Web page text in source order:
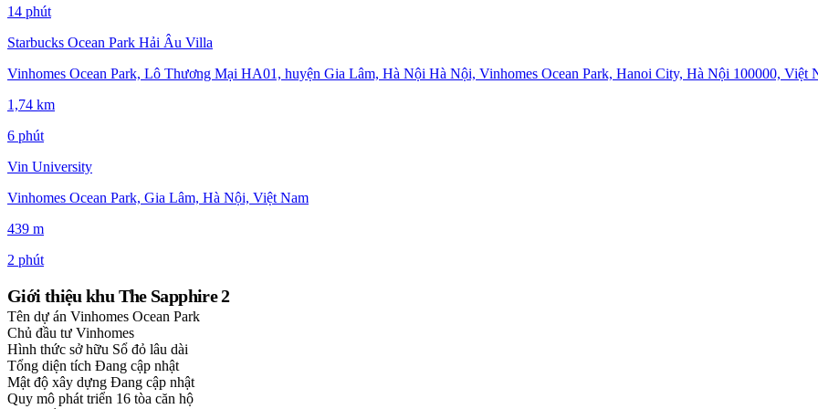
14 phút
Starbucks Ocean Park Hải Âu Villa
Vinhomes Ocean Park, Lô Thương Mại HA01, huyện Gia Lâm, Hà Nội Hà Nội, Vinhomes Ocean Park, Hanoi City, Hà Nội 100000, Việt
1,74 km
6 phút
Vin University
Vinhomes Ocean Park, Gia Lâm, Hà Nội, Việt Nam
439 m
2 phút
Giới thiệu khu The Sapphire 2
Tên dự án Vinhomes Ocean Park
Chủ đầu tư Vinhomes
Hình thức sở hữu Sổ đỏ lâu dài
Tổng diện tích Đang cập nhật
Mật độ xây dựng Đang cập nhật
Quy mô phát triển 16 tòa căn hộ